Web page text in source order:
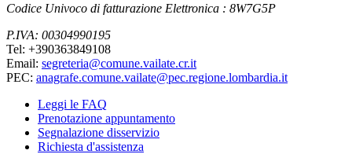
Codice Univoco di fatturazione Elettronica : 8W7G5P
P.IVA: 00304990195
Tel: +390363849108
Email: segreteria@comune.vailate.cr.it
PEC: anagrafe.comune.vailate@pec.regione.lombardia.it
Leggi le FAQ
Prenotazione appuntamento
Segnalazione disservizio
Richiesta d'assistenza